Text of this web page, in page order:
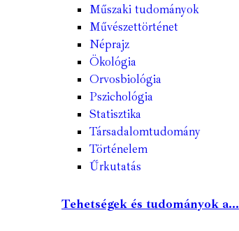
Műszaki tudományok
Művészettörténet
Néprajz
Ökológia
Orvosbiológia
Pszichológia
Statisztika
Társadalomtudomány
Történelem
Űrkutatás
Tehetségek és tudományok a...